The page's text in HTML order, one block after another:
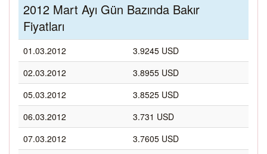
2012 Mart Ayı Gün Bazında Bakır
Fiyatları
01.03.2012
3.9245 USD
02.03.2012
3.8955 USD
05.03.2012
3.8525 USD
06.03.2012
3.731 USD
07.03.2012
3.7605 USD